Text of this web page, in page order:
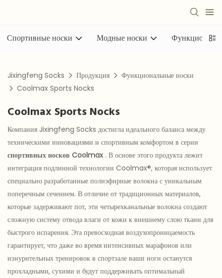
Спортивные носки Модные носки
Jixingfeng Socks Продукция
Функциональные носки
Coolmax Sports Nocks
Coolmax Sports Nocks
Компания Jixingfeng Socks достигла идеального баланса между
техническими инновациями и спортивным комфортом в серии
спортивных носков Coolmax . В основе этого продукта лежит
интеграция подлинной технологии Coolmax®, которая использует
специально разработанные полиэфирные волокна с уникальным
поперечным сечением. В отличие от традиционных материалов,
которые задерживают пот, эти четырехканальные волокна создают
сложную систему отвода влаги от кожи к внешнему слою ткани для
быстрого испарения. Эта превосходная воздухопроницаемость
гарантирует, что даже во время интенсивных марафонов или
изнурительных тренировок в спортзале ваши ноги останутся
прохладными, сухими и будут поддерживать оптимальный